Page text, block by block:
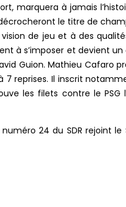
marquera à jamais
le titre de
de jeu et à des
à s’imposer et devient un
Guion. Mathieu Cafaro
7 reprises. Il inscrit
les filets contre le PSG
24 du SDR rejoint